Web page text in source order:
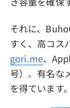
それに、
すく、高コス
gori.me、
号）、有名な
を得ています